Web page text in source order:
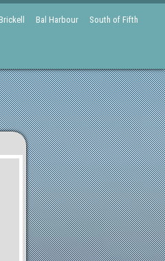
Brickell Bal Harbour
South of Fifth